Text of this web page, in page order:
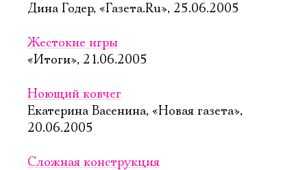
Дина Годер, «Газета.Ru», 25.06.2005
Жестокие игры
«Итоги», 21.06.2005
Ноющий ковчег
Екатерина Васенина, «Новая газета»,
20.06.2005
Сложная конструкция